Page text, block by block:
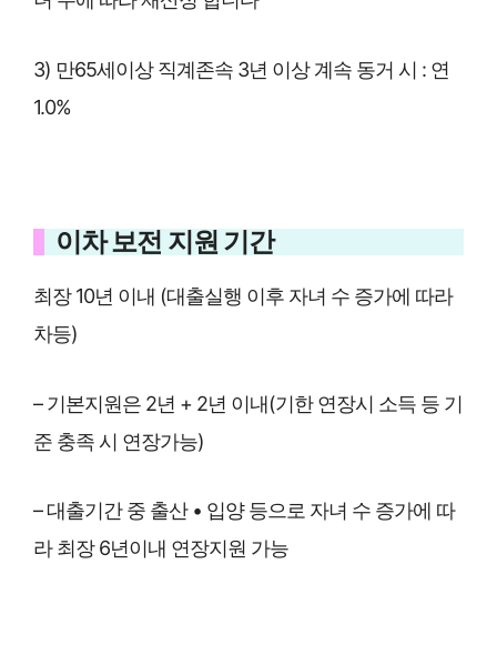
3) 만65세이상 직계존속 3년 이상 계속 동거 시 : 연
1.0%
이차 보전 지원 기간
최장 10년 이내 (대출실행 이후 자녀 수 증가에 따라
차등)
– 기본지원은 2년 + 2년 이내(기한 연장시 소득 등 기
준 충족 시 연장가능)
– 대출기간 중 출산 • 입양 등으로 자녀 수 증가에 따
라 최장 6년이내 연장지원 가능